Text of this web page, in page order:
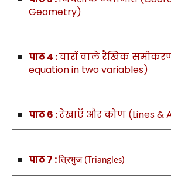
Geometry)
पाठ 4 :चारों वाले रैखिक
equation in two variables)
पाठ 6 :रेखाएँ और कोण (Lines &
पाठ 7 :त्रिभुज(Triangles)